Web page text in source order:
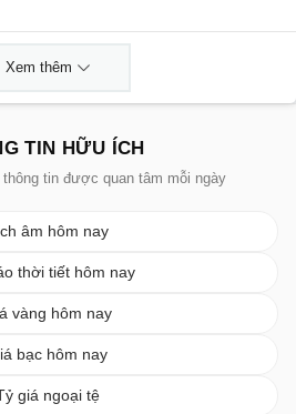
Xem thêm
TIN HỮU ÍCH
tin được quan tâm mỗi ngày
âm hôm nay
thời tiết hôm nay
vàng hôm nay
bạc hôm nay
giá ngoại tệ